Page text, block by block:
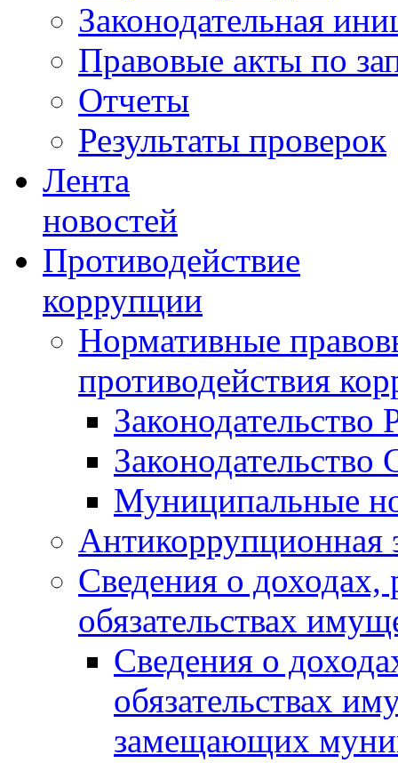
Законодательная
Правовые акты по
Отчеты
Результаты проверок
Лента
новостей
Противодействие
коррупции
Нормативные
противодействия
Законодательство
Муниципальные
Антикоррупционная
Сведения о доходах,
обязательствах
Сведения о
обязательствах
замещающих